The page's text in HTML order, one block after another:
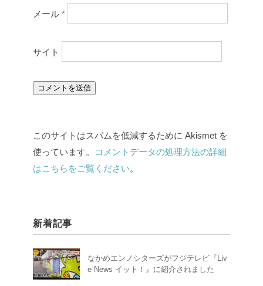
メール *
サイト
このサイトはスパムを低減するために Akismet を
使っています。
コメントデータの処理方法の詳細
はこちらをご覧ください。
新着記事
なかめエンノシターズがフジテレビ『Liv
e News イット！』に紹介されました